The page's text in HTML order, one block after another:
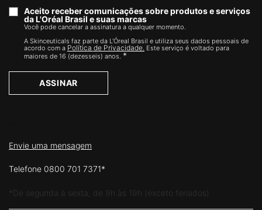
Aceito receber comunicações sobre produtos e serviços
da L'Oréal Brasil e suas marcas
Você pode cancelar a assinatura a qualquer momento.​
A Skinceuticals faz parte da L'Óreal Brasil e utiliza seus dados pessoais de
acordo com a Política de Privacidade. Este serviço é voltado para
maiores de 16 (dezesseis) anos. *
ASSINAR
Envie uma mensagem
Telefone 0800 701 7371*
*De segunda à sexta, de 9h às 19h (exceto feriados)